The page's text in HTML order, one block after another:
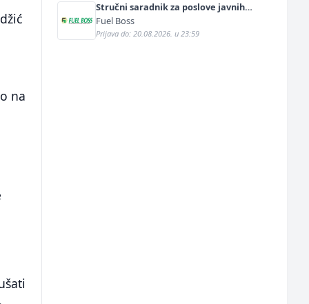
na
Stručni saradnik za poslove javnih
nabavki (m/ž)
Fuel Boss
Prijava do: 20.08.2026. u 23:59